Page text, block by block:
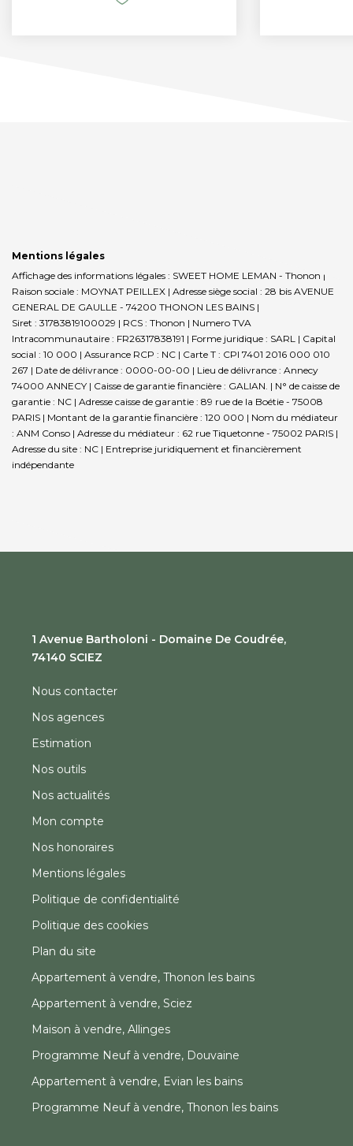
Mentions légales
Affichage des informations légales : SWEET HOME LEMAN - Thonon |
Raison sociale : MOYNAT PEILLEX | Adresse siège social : 28 bis AVENUE
GENERAL DE GAULLE - 74200 THONON LES BAINS |
Siret : 31783819100029 | RCS : Thonon | Numero TVA
Intracommunautaire : FR26317838191 | Forme juridique : SARL | Capital
social : 10 000 | Assurance RCP : NC | Carte T : CPI 7401 2016 000 010
267 | Date de délivrance : 0000-00-00 | Lieu de délivrance : Annecy
74000 ANNECY | Caisse de garantie financière : GALIAN. | N° de caisse de
garantie : NC | Adresse caisse de garantie : 89 rue de la Boétie - 75008
PARIS | Montant de la garantie financière : 120 000 | Nom du médiateur
: ANM Conso | Adresse du médiateur : 62 rue Tiquetonne - 75002 PARIS |
Adresse du site : NC | Entreprise juridiquement et financièrement
indépendante
1 Avenue Bartholoni - Domaine De Coudrée,
74140 SCIEZ
Nous contacter
Nos agences
Estimation
Nos outils
Nos actualités
Mon compte
Nos honoraires
Mentions légales
Politique de confidentialité
Politique des cookies
Plan du site
Appartement à vendre, Thonon les bains
Appartement à vendre, Sciez
Maison à vendre, Allinges
Programme Neuf à vendre, Douvaine
Appartement à vendre, Evian les bains
Programme Neuf à vendre, Thonon les bains